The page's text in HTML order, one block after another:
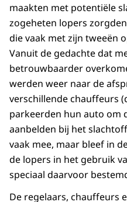
maakten met potentiële
zogeheten lopers
die vaak met zijn tweeën
Vanuit de gedachte dat
betrouwbaarder
werden weer naar de
verschillende chauffeurs
parkeerden hun auto om
aanbelden bij het
vaak mee, maar bleef in
de lopers in het gebruik
speciaal daarvoor
De regelaars, chauffeurs